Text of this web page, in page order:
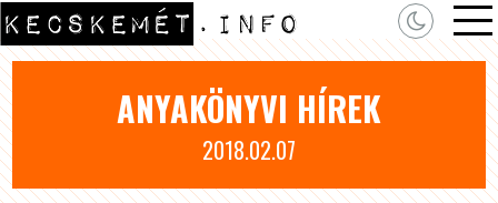
ANYAKÖNYVI HÍREK
2018.02.07